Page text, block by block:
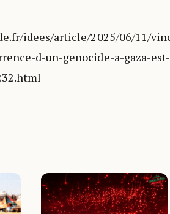
idees/article/2025/06/11/
d-un-genocide-a-gaza-